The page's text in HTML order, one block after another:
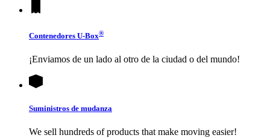
Contenedores U-Box®
¡Enviamos de un lado al otro de la ciudad o del mundo!
Suministros de mudanza
We sell hundreds of products that make moving easier!